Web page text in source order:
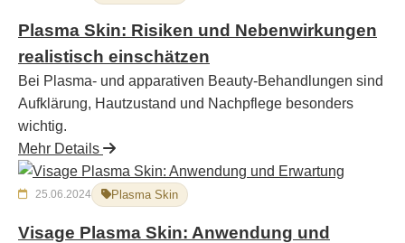
Plasma Skin: Risiken und Nebenwirkungen
realistisch einschätzen
Bei Plasma- und apparativen Beauty-Behandlungen sind
Aufklärung, Hautzustand und Nachpflege besonders
wichtig.
Mehr Details
25.06.2024 Plasma Skin
Visage Plasma Skin: Anwendung und